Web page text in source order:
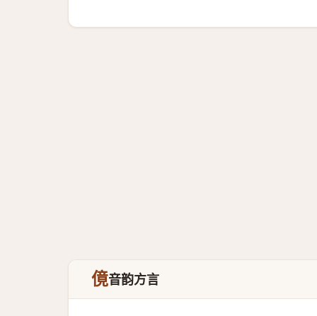
傹音韵方言